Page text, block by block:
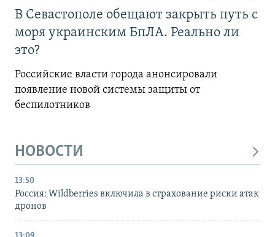
В Севастополе обещают закрыть путь с
моря украинским БпЛА. Реально ли
это?
Российские власти города анонсировали
появление новой системы защиты от
беспилотников
НОВОСТИ
13:50
Россия: Wildberries включила в страхование риски атак
дронов